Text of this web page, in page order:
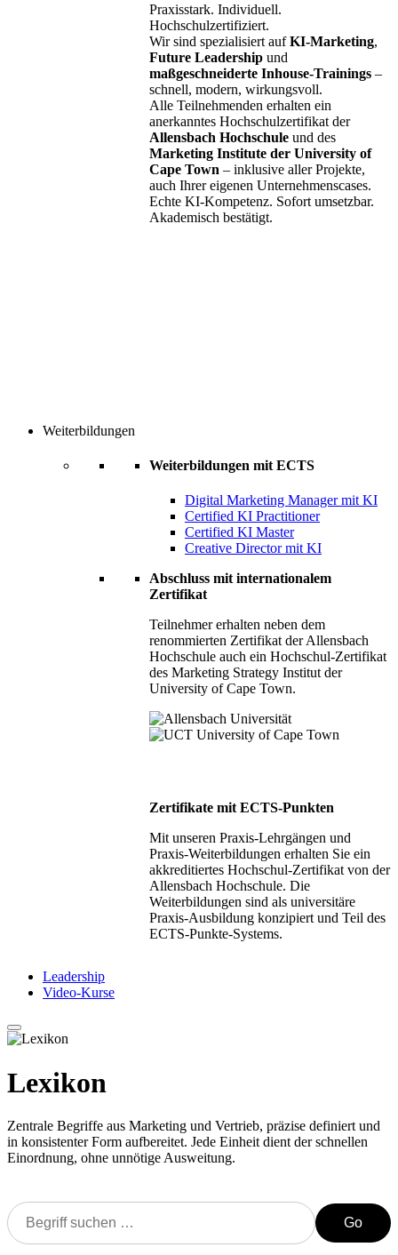
Praxisstark. Individuell.
Hochschulzertifiziert.
Wir sind spezialisiert aufKI-Marketing,
Future Leadership und
maßgeschneiderte Inhouse-Trainings –
schnell, modern, wirkungsvoll.
Alle Teilnehmenden erhalten ein
anerkanntes Hochschulzertifikat der
Allensbach Hochschule und des
Marketing Institute der University of
Cape Town – inklusive aller Projekte,
auch Ihrer eigenen Unternehmenscases.
Echte KI-Kompetenz. Sofort umsetzbar.
Akademisch bestätigt.
Weiterbildungen
Weiterbildungen mit ECTS
Digital Marketing Manager mit KI
Certified KI Practitioner
Certified KI Master
Creative Director mit KI
Abschluss mit internationalem
Zertifikat
Teilnehmer erhalten neben dem
renommierten Zertifikat der Allensbach
Hochschule auch ein Hochschul-Zertifikat
des Marketing Strategy Institut der
University of Cape Town.
Zertifikate mit ECTS-Punkten
Mit unseren Praxis-Lehrgängen und
Praxis-Weiterbildungen erhalten Sie ein
akkreditiertes Hochschul-Zertifikat von der
Allensbach Hochschule. Die
Weiterbildungen sind als universitäre
Praxis-Ausbildung konzipiert und Teil des
ECTS-Punkte-Systems.
Leadership
Video-Kurse
Lexikon
Zentrale Begriffe aus Marketing und Vertrieb, präzise definiert und
in konsistenter Form aufbereitet. Jede Einheit dient der schnellen
Einordnung, ohne unnötige Ausweitung.
Go